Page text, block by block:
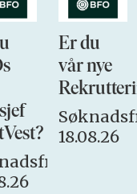
Er du
vår nye
18.08.26